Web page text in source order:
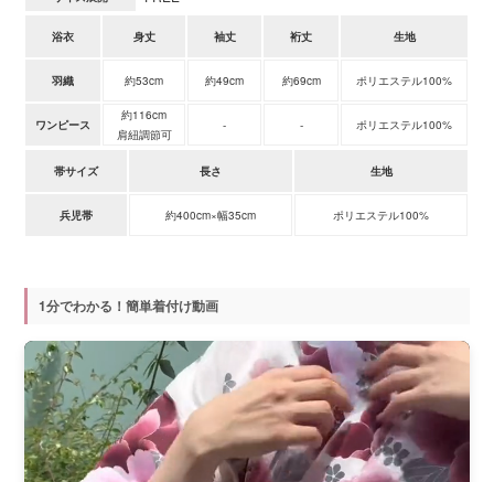
浴衣 身丈 袖丈 裄丈 生地
羽織 約53cm 約49cm 約69cm ポリエステル100%
ワンピース
約116cm
肩紐調節可
- - ポリエステル100%
帯サイズ 長さ 生地
兵児帯 約400cm×幅35cm ポリエステル100%
1分でわかる！簡単着付け動画